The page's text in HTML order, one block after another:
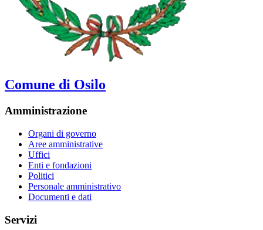
Comune di Osilo
Amministrazione
Organi di governo
Aree amministrative
Uffici
Enti e fondazioni
Politici
Personale amministrativo
Documenti e dati
Servizi